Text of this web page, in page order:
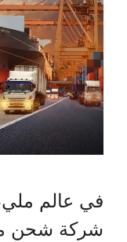
في عالم
شركة شحن